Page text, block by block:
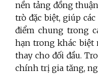
nền tảng đồng
trò đặc biệt, giúp
điểm chung trong
hạn trong khác biệt
thay cho đối đầu.
chính trị gia tăng,